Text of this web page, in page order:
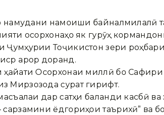
намудани намоиши байналмилалӣ
осорхонаҳо як гурӯҳ
Ҷумҳурии Тоҷикистон зери
қарор доранд.
Осорхонаи миллӣ бо Сафири
Мирзозода сурат гирифт.
дар сатҳи баланди касбӣ
сарзамини ёдгориҳои таърихӣ”